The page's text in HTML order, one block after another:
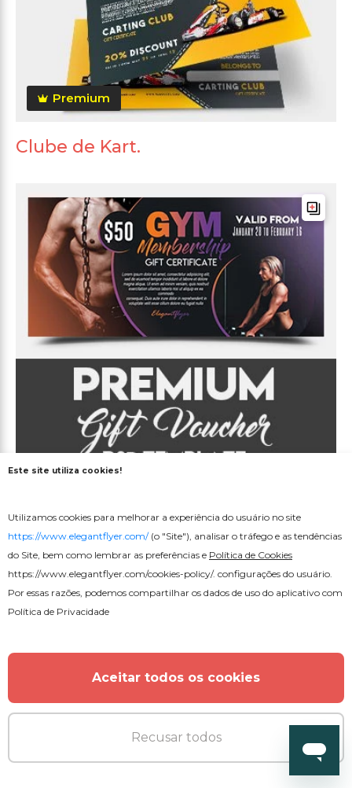
Premium
Clube de Kart.
Associação de academia
Este site utiliza cookies!
Utilizamos cookies para melhorar a experiência do usuário no site
https://www.elegantflyer.com/(o "Site"), analisar o tráfego e as tendências
do Site, bem como lembrar as preferências e Política de Cookies
https://www.elegantflyer.com/cookies-policy/. configurações do usuário.
Por essas razões, podemos compartilhar os dados de uso do aplicativo com
Política de Privacidade
Aceitar todos os cookies
Recusar todos